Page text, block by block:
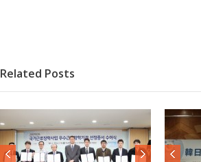
Related Posts